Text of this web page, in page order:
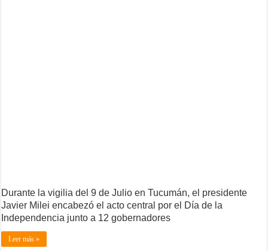
Durante la vigilia del 9 de Julio en Tucumán, el presidente
Javier Milei encabezó el acto central por el Día de la
Independencia junto a 12 gobernadores
Leer más »